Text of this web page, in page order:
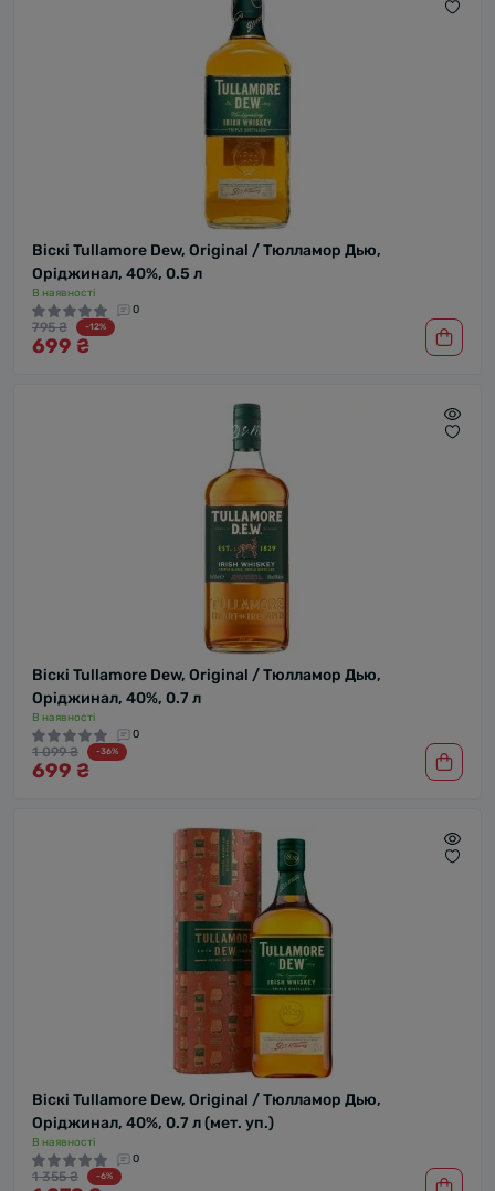
Віскі Tullamore Dew, Original / Тюлламор Дью,
Оріджинал, 40%, 0.5 л
В наявності
0
795 ₴ -12%
699 ₴
Віскі Tullamore Dew, Original / Тюлламор Дью,
Оріджинал, 40%, 0.7 л
В наявності
0
1 099 ₴ -36%
699 ₴
Віскі Tullamore Dew, Original / Тюлламор Дью,
Оріджинал, 40%, 0.7 л (мет. уп.)
В наявності
0
1 355 ₴ -6%